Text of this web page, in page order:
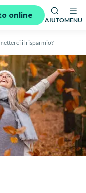
online
AIUTOMENU
il risparmio?